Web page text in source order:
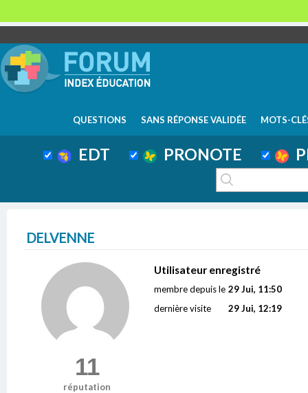
QUESTIONS SANS RÉPONSE VALIDÉE MOTS-
EDT PRONOTE
DELVENNE
11
réputation
Utilisateur enregistré
membre depuis le 29 Jui, 11:50
dernière visite
29 Jui, 12:19